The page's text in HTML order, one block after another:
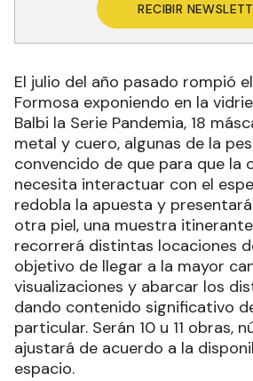
RECIBIR
El julio del año pasado rompió
Formosa exponiendo en la
Balbi la Serie Pandemia, 18
metal y cuero, algunas de la
convencido de que para que la
necesita interactuar con el
redobla la apuesta y
otra piel, una muestra
recorrerá distintas locaciones
objetivo de llegar a la mayor
visualizaciones y abarcar los
dando contenido significativo
particular. Serán 10 u 11 obras,
ajustará de acuerdo a la
espacio.